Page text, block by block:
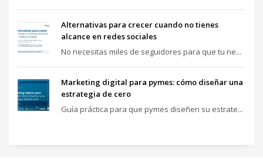
Alternativas para crecer cuando no tienes
alcance en redes sociales
No necesitas miles de seguidores para que tu ne...
Marketing digital para pymes: cómo diseñar una
estrategia de cero
Guía práctica para que pymes diseñen su estrate...